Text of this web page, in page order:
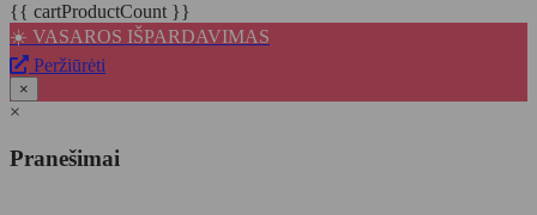
{{ cartProductCount }}
☀️ VASAROS IŠPARDAVIMAS
Peržiūrėti
×
×
Pranešimai